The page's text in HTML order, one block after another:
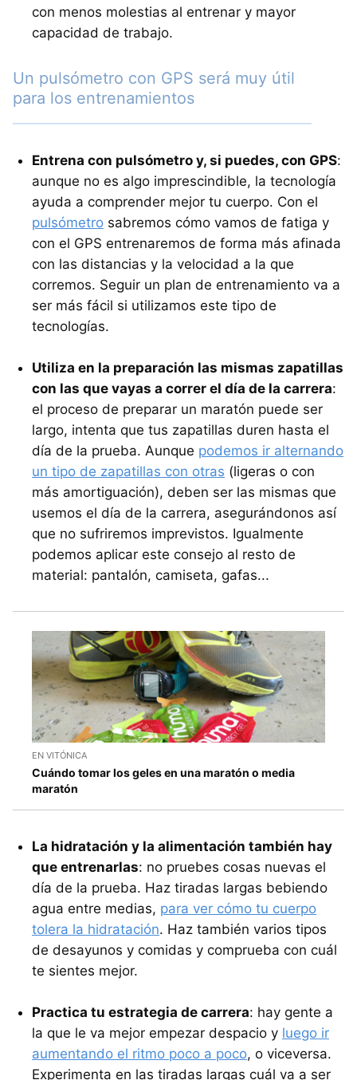
con menos molestias al entrenar y mayor
capacidad de trabajo.
Un pulsómetro con GPS será muy útil
para los entrenamientos
Entrena con pulsómetro y, si puedes, con GPS:
aunque no es algo imprescindible, la tecnología
ayuda a comprender mejor tu cuerpo. Con el
pulsómetro sabremos cómo vamos de fatiga y
con el GPS entrenaremos de forma más afinada
con las distancias y la velocidad a la que
corremos. Seguir un plan de entrenamiento va a
ser más fácil si utilizamos este tipo de
tecnologías.
Utiliza en la preparación las mismas zapatillas
con las que vayas a correr el día de la carrera:
el proceso de preparar un maratón puede ser
largo, intenta que tus zapatillas duren hasta el
día de la prueba. Aunque podemos ir alternando
un tipo de zapatillas con otras (ligeras o con
más amortiguación), deben ser las mismas que
usemos el día de la carrera, asegurándonos así
que no sufriremos imprevistos. Igualmente
podemos aplicar este consejo al resto de
material: pantalón, camiseta, gafas...
EN VITÓNICA
Cuándo tomar los geles en una maratón o media
maratón
La hidratación y la alimentación también hay
que entrenarlas: no pruebes cosas nuevas el
día de la prueba. Haz tiradas largas bebiendo
agua entre medias, para ver cómo tu cuerpo
tolera la hidratación. Haz también varios tipos
de desayunos y comidas y comprueba con cuál
te sientes mejor.
Practica tu estrategia de carrera: hay gente a
la que le va mejor empezar despacio y luego ir
aumentando el ritmo poco a poco, o viceversa.
Experimenta en las tiradas largas cuál va a ser